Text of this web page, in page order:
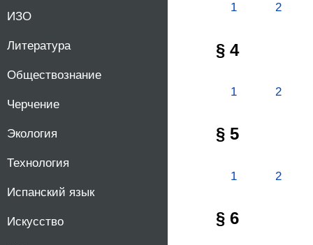
ИЗО
Литература
Обществознание
Черчение
Экология
Технология
Испанский язык
Искусство
1 2
§ 4
1 2
§ 5
1 2
§ 6